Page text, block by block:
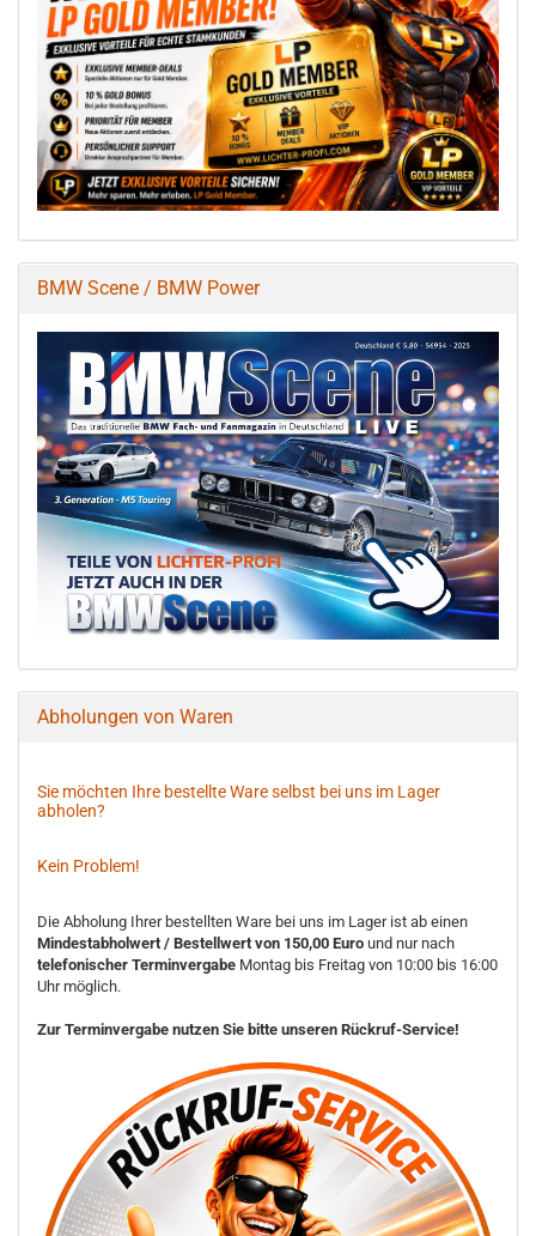
BMW Scene / BMW Power
Abholungen von Waren
Sie möchten Ihre bestellte Ware selbst bei uns im Lager
abholen?
Kein Problem!
Die Abholung Ihrer bestellten Ware bei uns im Lager ist ab einen
Mindestabholwert / Bestellwert von 150,00 Euro und nur nach
telefonischer Terminvergabe Montag bis Freitag von 10:00 bis 16:00
Uhr möglich.
Zur Terminvergabe nutzen Sie bitte unseren Rückruf-Service!